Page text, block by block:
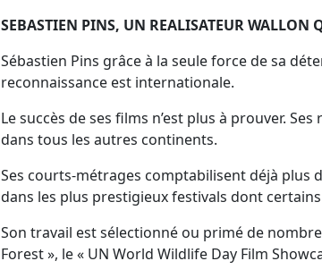
SEBASTIEN PINS, UN REALISATEUR WALLON
Sébastien Pins grâce à la seule force de sa
reconnaissance est internationale.
Le succès de ses films n’est plus à prouver.
dans tous les autres continents.
Ses courts-métrages comptabilisent déjà plus
dans les plus prestigieux festivals dont
Son travail est sélectionné ou primé de
Forest », le « UN World Wildlife Day Film